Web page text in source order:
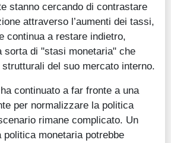
stanno cercando di contrastare
attraverso l’aumenti dei tassi,
continua a restare indietro,
sorta di "stasi monetaria" che
del suo mercato interno.
continuato a far fronte a una
per normalizzare la politica
rimane complicato. Un
politica monetaria potrebbe